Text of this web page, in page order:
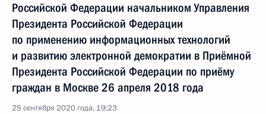
Российской Федерации начальником Управления
Президента Российской Федерации
по применению информационных технологий
и развитию электронной демократии в Приёмной
Президента Российской Федерации по приёму
граждан в Москве 26 апреля 2018 года
25 сентября 2020 года, 19:23